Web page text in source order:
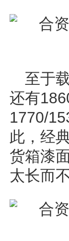
至于
还有
1770/
此，经
货箱漆
太长而